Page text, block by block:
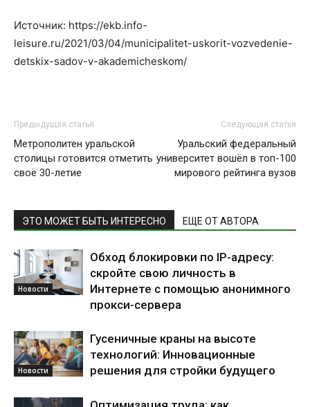
Источник: https://ekb.info-
leisure.ru/2021/03/04/municipalitet-uskorit-vozvedenie-
detskix-sadov-v-akademicheskom/
Предыдущая статья
Метрополитен уральской
столицы готовится отметить
своё 30-летие
Следующая статья
Уральский федеральный
университет вошёл в топ-100
мирового рейтинга вузов
ЭТО МОЖЕТ БЫТЬ ИНТЕРЕСНО ЕЩЕ ОТ АВТОРА
Новости
Обход блокировки по IP-адресу:
скройте свою личность в
Интернете с помощью анонимного
прокси-сервера
Новости
Гусеничные краны на высоте
технологий: Инновационные
решения для стройки будущего